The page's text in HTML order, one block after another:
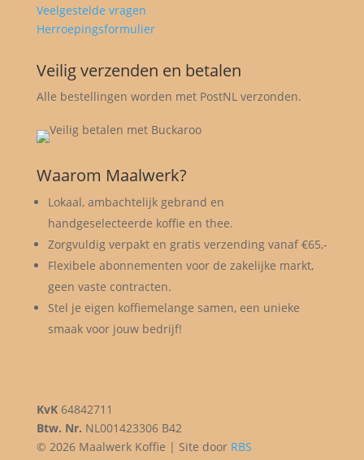
Veelgestelde vragen
Herroepingsformulier
Veilig verzenden en betalen
Alle bestellingen worden met PostNL verzonden.
Waarom Maalwerk?
Lokaal, ambachtelijk gebrand en
handgeselecteerde koffie en thee.
Zorgvuldig verpakt en gratis verzending vanaf €65,-
Flexibele abonnementen voor de zakelijke markt,
geen vaste contracten.
Stel je eigen koffiemelange samen, een unieke
smaak voor jouw bedrijf!
KvK64842711
Btw. Nr. NL001423306 B42
© 2026 Maalwerk Koffie | Site door RBS